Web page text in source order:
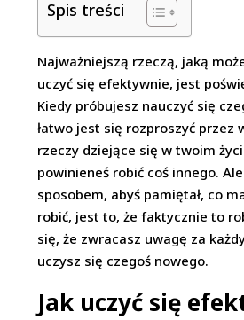
Spis treści
Najważniejszą rzeczą, jaką
uczyć się efektywnie, jest
Kiedy próbujesz nauczyć się
łatwo jest się rozproszyć przez
rzeczy dziejące się w twoim
powinieneś robić coś innego.
sposobem, abyś pamiętał, co
robić, jest to, że faktycznie to
się, że zwracasz uwagę za
uczysz się czegoś nowego.
Jak uczyć się